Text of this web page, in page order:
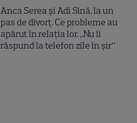
Anca Serea și Adi Sînă, la un
pas de divorț. Ce probleme au
apărut în relația lor. „Nu îi
răspund la telefon zile în șir”